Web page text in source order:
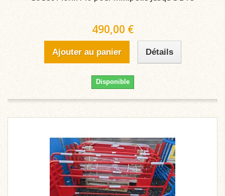
490,00 €
Ajouter au panier Détails
Disponible